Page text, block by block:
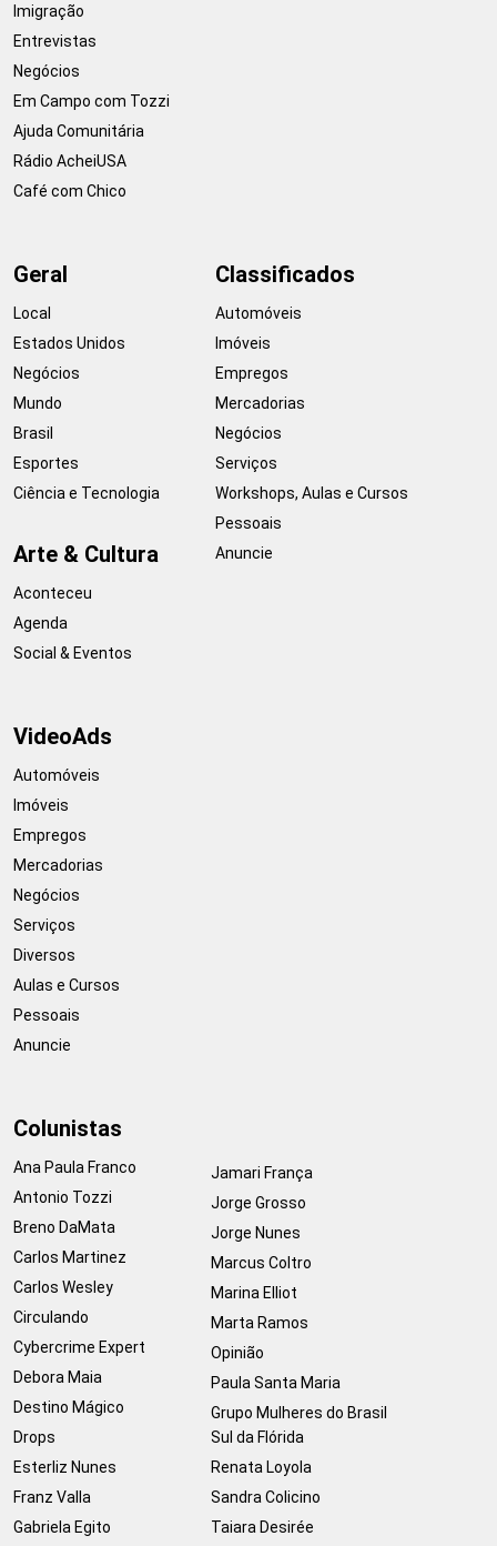
Imigração
Entrevistas
Negócios
Em Campo com Tozzi
Ajuda Comunitária
Rádio AcheiUSA
Café com Chico
Geral
Local
Estados Unidos
Negócios
Mundo
Brasil
Esportes
Ciência e Tecnologia
Arte & Cultura
Aconteceu
Agenda
Social & Eventos
Classificados
Automóveis
Imóveis
Empregos
Mercadorias
Negócios
Serviços
Workshops, Aulas e Cursos
Pessoais
Anuncie
VideoAds
Automóveis
Imóveis
Empregos
Mercadorias
Negócios
Serviços
Diversos
Aulas e Cursos
Pessoais
Anuncie
Colunistas
Ana Paula Franco
Antonio Tozzi
Breno DaMata
Carlos Martinez
Carlos Wesley
Circulando
Cybercrime Expert
Debora Maia
Destino Mágico
Drops
Esterliz Nunes
Franz Valla
Gabriela Egito
Jamari França
Jorge Grosso
Jorge Nunes
Marcus Coltro
Marina Elliot
Marta Ramos
Opinião
Paula Santa Maria
Grupo Mulheres do Brasil
Sul da Flórida
Renata Loyola
Sandra Colicino
Taiara Desirée